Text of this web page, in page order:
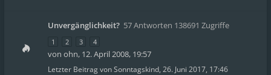
Unvergänglichkeit? 57 Antworten 138691 Zugriffe
1 2 3 4
von ohn, 12. April 2008, 19:57
Letzter Beitrag vonSonntagskind, 26. Juni 2017, 17:46